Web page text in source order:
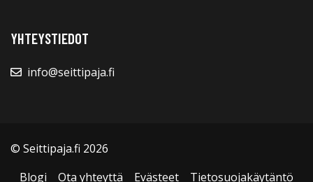
YHTEYSTIEDOT
info@seittipaja.fi
© Seittipaja.fi 2026
Blogi
Ota yhteyttä Evästeet Tietosuojakäytäntö